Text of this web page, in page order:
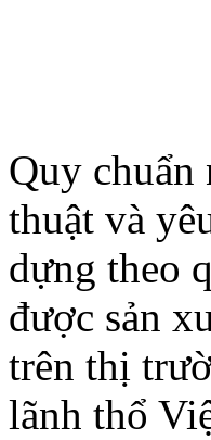
Quy
thuật và
dựng theo
được sản
trên thị
lãnh thổ